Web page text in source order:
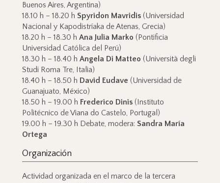
Buenos Aires, Argentina)
18.10 h – 18.20 h Spyridon Mavridis(Universidad
Nacional y Kapodistríaka de Atenas, Grecia)
18.20 h – 18.30 h Ana Julia Marko (Pontificia
Universidad Católica del Perú)
18.30 h – 18.40 h Angela Di Matteo (Università degli
Studi Roma Tre, Italia)
18.40 h – 18.50 h David Eudave (Universidad de
Guanajuato, México)
18.50 h – 19.00 h Frederico Dinis(Instituto
Politécnico de Viana do Castelo, Portugal)
19.00 h – 19.30 h Debate, modera: Sandra María
Ortega
Organización
Actividad organizada en el marco de la tercera